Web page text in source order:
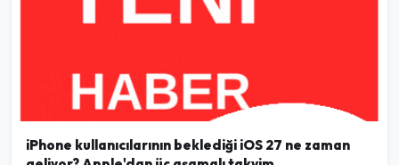
iPhone kullanıcılarının beklediği iOS 27 ne zaman